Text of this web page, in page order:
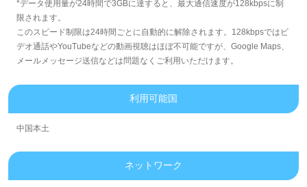
*データ使用量が24時間で3GBに達すると、最大通信速度が128kbpsに制
限されます。
このスピード制限は24時間ごとに自動的に解除されます。128kbpsではビ
デオ通話やYouTubeなどの動画視聴はほぼ不可能ですが、Google Maps、
メールメッセージ送信などは問題なくご利用いただけます。
利用可能国
中国本土
ネットワーク